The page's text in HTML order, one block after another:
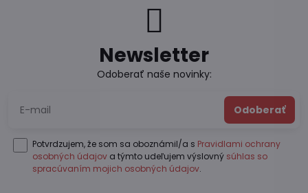
Newsletter
Odoberať naše novinky:
Odoberať
Potvrdzujem, že som sa oboznámil/a s Pravidlami ochrany
osobných údajov a týmto udeľujem výslovný súhlas so
spracúvaním mojich osobných údajov.